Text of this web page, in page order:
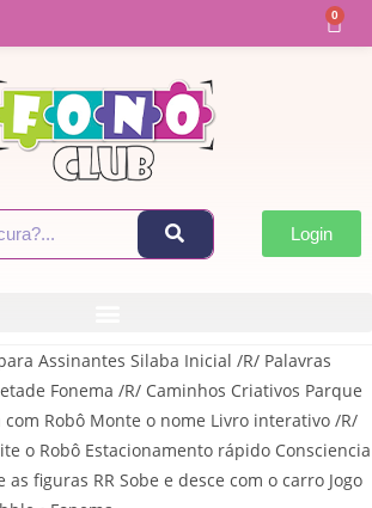
0
Login
Assinantes Silaba Inicial /R/ Palavras
Fonema /R/ Caminhos Criativos Parque
Robô Monte o nome Livro interativo /R/
o Robô Estacionamento rápido Consciencia
as figuras RR Sobe e desce com o carro Jogo